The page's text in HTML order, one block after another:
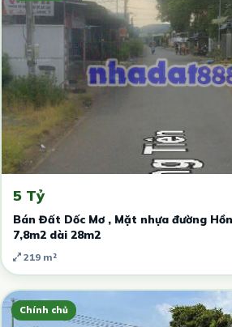
5 Tỷ
Bán Đất Dốc Mơ , Mặt nhựa đường
7,8m2 dài 28m2
219 m²
Chính chủ